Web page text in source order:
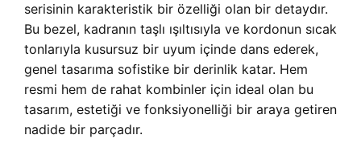
serisinin karakteristik bir özelliği olan bir detaydır.
Bu bezel, kadranın taşlı ışıltısıyla ve kordonun sıcak
tonlarıyla kusursuz bir uyum içinde dans ederek,
genel tasarıma sofistike bir derinlik katar. Hem
resmi hem de rahat kombinler için ideal olan bu
tasarım, estetiği ve fonksiyonelliği bir araya getiren
nadide bir parçadır.